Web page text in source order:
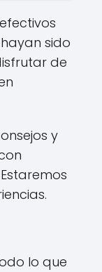
sido
de
y
lo que